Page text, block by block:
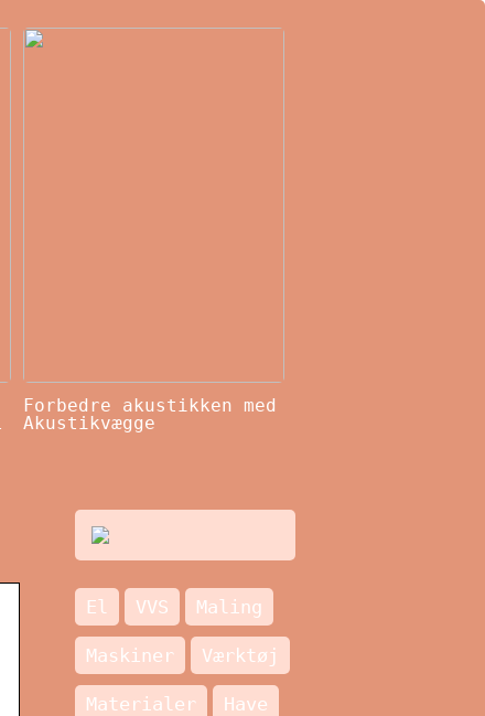
Forbedre akustikken med
Akustikvægge
El VVS Maling
Maskiner Værktøj
Materialer Have